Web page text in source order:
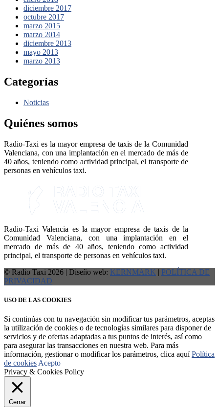
diciembre 2017
octubre 2017
marzo 2015
marzo 2014
diciembre 2013
mayo 2013
marzo 2013
Categorías
Noticias
Quiénes somos
Radio-Taxi es la mayor empresa de taxis de la Comunidad
Valenciana, con una implantación en el mercado de más de
40 años, teniendo como actividad principal, el transporte de
personas en vehículos taxi.
Radio-Taxi Valencia es la mayor empresa de taxis de la
Comunidad Valenciana, con una implantación en el
mercado de más de 40 años, teniendo como actividad
principal, el transporte de personas en vehículos taxi.
© Radio Taxi 2026 | Diseño web: KERNMARK | POLÍTICA DE
PRIVACIDAD
USO DE LAS COOKIES
Si continúas con tu navegación sin modificar tus parámetros, aceptas
la utilización de cookies o de tecnologías similares para disponer de
servicios y de ofertas adaptadas a tus puntos de interés, así como
para asegurar las transacciones en nuestra web. Para más
información, gestionar o modificar los parámetros, clica aquíPolítica
de cookies Acepto
Privacy & Cookies Policy
Cerrar